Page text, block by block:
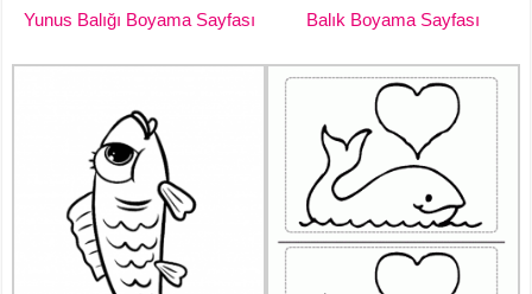
Yunus Balığı Boyama Sayfası Balık Boyama Sayfası